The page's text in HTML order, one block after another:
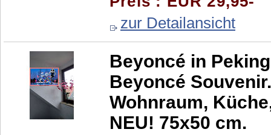
zur Detailansicht
Beyoncé in
Beyoncé
Wohnraum,
NEU! 75x50 cm.